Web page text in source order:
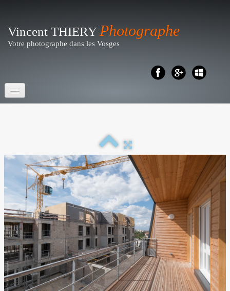
Vincent THIERY Photographe
Votre photographe dans les Vosges
Reportages▼
Business - Entreprises▼
Artistique